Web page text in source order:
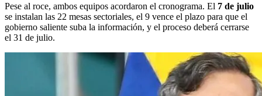
Pese al roce, ambos equipos acordaron el cronograma. El 7 de julio
se instalan las 22 mesas sectoriales, el 9 vence el plazo para que el
gobierno saliente suba la información, y el proceso deberá cerrarse
el 31 de julio.